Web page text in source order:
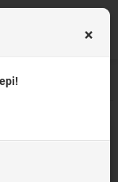
та інших десертів
×